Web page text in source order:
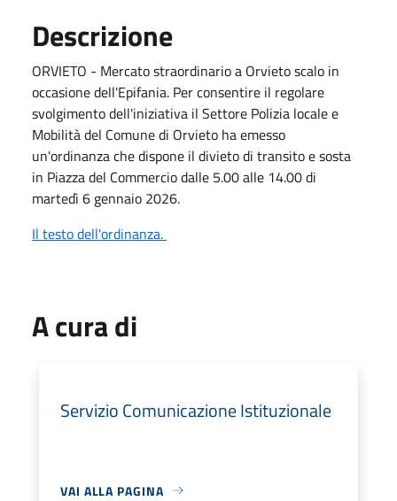
Descrizione
ORVIETO - Mercato straordinario a Orvieto scalo in
occasione dell'Epifania. Per consentire il regolare
svolgimento dell'iniziativa il Settore Polizia locale e
Mobilità del Comune di Orvieto ha emesso
un'ordinanza che dispone il divieto di transito e sosta
in Piazza del Commercio dalle 5.00 alle 14.00 di
martedì 6 gennaio 2026.
Il testo dell'ordinanza.
A cura di
Servizio Comunicazione Istituzionale
VAI ALLA PAGINA